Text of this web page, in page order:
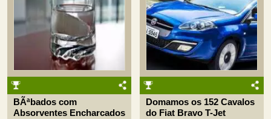
BÃªbados com
Absorventes Encharcados
Domamos os 152 Cavalos
do Fiat Bravo T-Jet